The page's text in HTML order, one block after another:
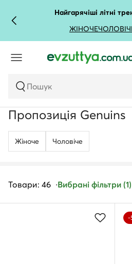
Найгарячіші літні
ЖІНОЧЕ
Пошук
Пропозиція Genuins
Жіноче Чоловічe
Товари: 46 Вибрані фільтри (1)
-